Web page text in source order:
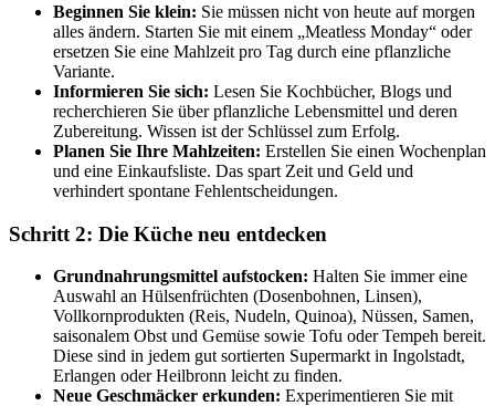
Beginnen Sie klein: Sie müssen nicht von heute auf morgen
alles ändern. Starten Sie mit einem „Meatless Monday“ oder
ersetzen Sie eine Mahlzeit pro Tag durch eine pflanzliche
Variante.
Informieren Sie sich: Lesen Sie Kochbücher, Blogs und
recherchieren Sie über pflanzliche Lebensmittel und deren
Zubereitung. Wissen ist der Schlüssel zum Erfolg.
Planen Sie Ihre Mahlzeiten: Erstellen Sie einen Wochenplan
und eine Einkaufsliste. Das spart Zeit und Geld und
verhindert spontane Fehlentscheidungen.
Schritt 2: Die Küche neu entdecken
Grundnahrungsmittel aufstocken: Halten Sie immer eine
Auswahl an Hülsenfrüchten (Dosenbohnen, Linsen),
Vollkornprodukten (Reis, Nudeln, Quinoa), Nüssen, Samen,
saisonalem Obst und Gemüse sowie Tofu oder Tempeh bereit.
Diese sind in jedem gut sortierten Supermarkt in Ingolstadt,
Erlangen oder Heilbronn leicht zu finden.
Neue Geschmäcker erkunden: Experimentieren Sie mit